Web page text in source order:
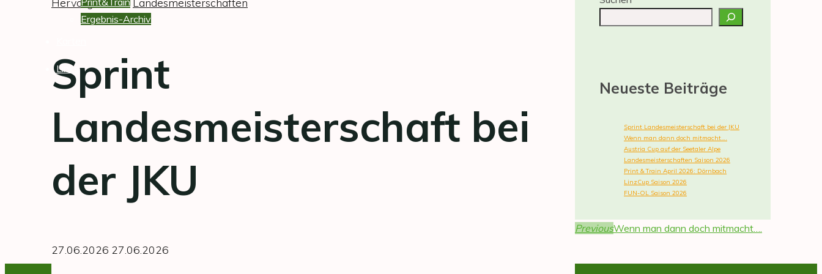
Ausschreibungen,
Ergebnisse,
Fotos
Veranstaltungen.
Ergebnis-Archiv
Links
Sprint
Landesmeisterschaft bei
der JKU
27.06.2026 27.06.2026
Neueste Beiträge
Sprint Landesmeisterschaft bei der JKU
Wenn man dann doch mitmacht….
Austria Cup auf der Seetaler Alpe
Landesmeisterschaften Saison 2026
Print & Train April 2026: Dörnbach
LinzCup Saison 2026
FUN-OL Saison 2026
PreviousWenn man dann doch mitmacht….